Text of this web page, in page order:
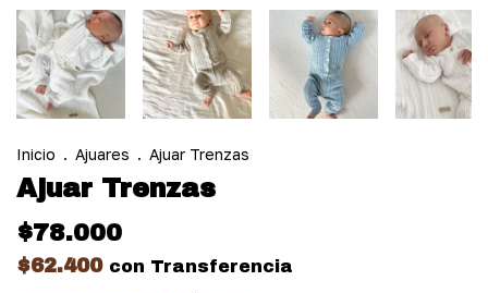
Inicio . Ajuares . Ajuar Trenzas
Ajuar Trenzas
$78.000
$62.400 con Transferencia